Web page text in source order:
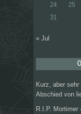
24
25
31
« Jul
Kurz, aber
Abschied von
R.I.P. Mortimer